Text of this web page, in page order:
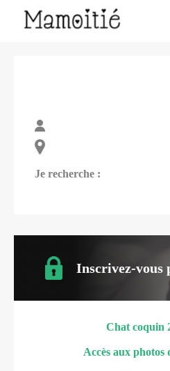
Je recherche :
Inscrivez-vous
Chat coquin
Accès aux photos